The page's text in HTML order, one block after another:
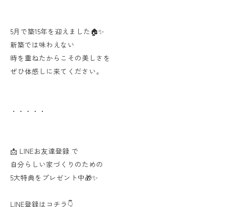
5月で築15年を迎えました🏠✨
新築では味わえない
時を重ねたからこその美しさを
ぜひ体感しに来てください。
・・・・・
📩 LINEお友達登録 で
自分らしい家づくりのための
5大特典をプレゼント中🎁✨
LINE登録はコチラ👇